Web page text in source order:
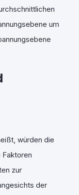
um
würden die
zur
der